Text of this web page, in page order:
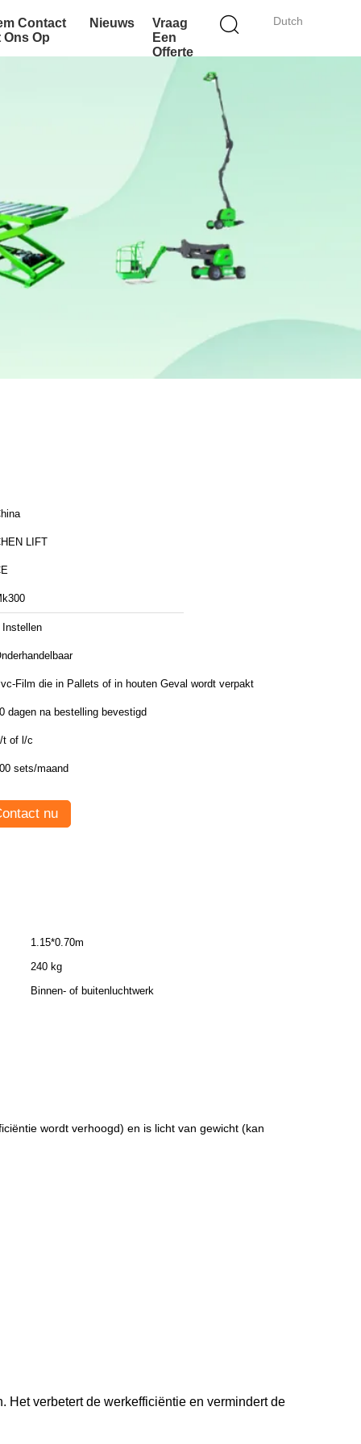
Dutch
Contact
Ons Op
Nieuws
Vraag
Een
Offerte
LIFT
Instellen
Film die in Pallets of in houten Geval wordt verpakt
dagen na bestelling bevestigd
t of l/c
sets/maand
nu
1.15*0.70m
240 kg
Binnen- of buitenluchtwerk
wordt verhoogd) en is licht van gewicht (kan
Het verbetert de werkefficiëntie en vermindert de